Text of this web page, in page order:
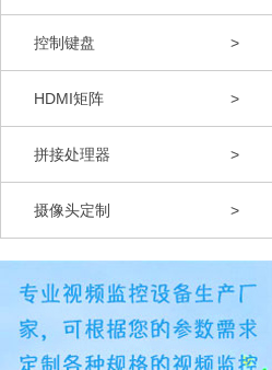
控制键盘 >
HDMI矩阵 >
拼接处理器 >
摄像头定制 >